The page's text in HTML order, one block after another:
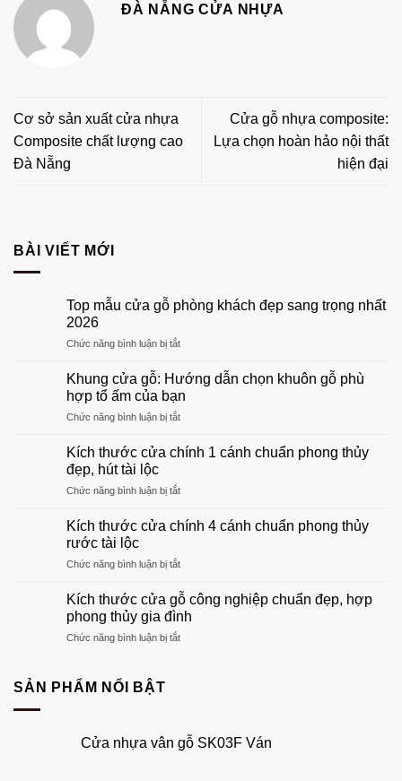
ĐÀ NẴNG CỬA NHỰA
Cơ sở sản xuất cửa nhựa
Composite chất lượng cao
Đà Nẵng
Cửa gỗ nhựa composite:
Lựa chọn hoàn hảo nội thất
hiện đại
BÀI VIẾT MỚI
Top mẫu cửa gỗ phòng khách đẹp sang trọng nhất
2026
Chức năng bình luận bị tắtở
mẫu
gỗ
phòng
đẹp
nhất
Khung cửa gỗ: Hướng dẫn chọn khuôn gỗ phù
hợp tổ ấm của bạn
Chức năng bình luận bị tắtở
cửa
dẫn
khuôn
hợp
ấm
của
Kích thước cửa chính 1 cánh chuẩn phong thủy
đẹp, hút tài lộc
Chức năng bình luận bị tắtở
thước
1
chuẩn
phong
đẹp,
Kích thước cửa chính 4 cánh chuẩn phong thủy
rước tài lộc
Chức năng bình luận bị tắtở
thước
cửa
chính
4
lộc
Kích thước cửa gỗ công nghiệp chuẩn đẹp, hợp
phong thủy gia đình
Chức năng bình luận bị tắtở
chuẩn
SẢN PHẨM NỔI BẬT
Cửa nhựa vân gỗ SK03F Ván